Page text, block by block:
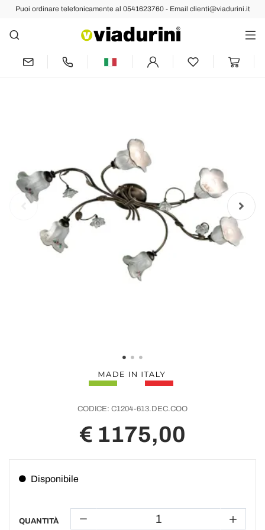
Puoi ordinare telefonicamente al 0541623760 - Email clienti@viadurini.it
Indietro Prec Succ
Plafoniera a 6 Luci in Ceramica
Artigianale con Rose di Decoro - Pisa
CODICE: C1204-613.DEC.COO
€ 1175,00
Disponibile
QUANTITÀ